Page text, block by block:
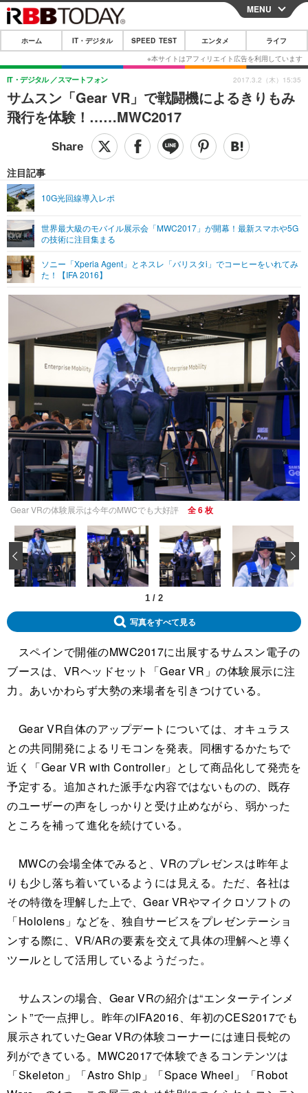
CLOSE
ホーム
IT・デジタル
IT・デジタルTOP スマートフォン
ショッピング その他
SPEED TEST
エンタメTOP 映画・ドラマ
グラビア
ショッピング その他
ライフTOP
その他
リリース一覧
プッシュ通知の停止方法
MENU
ホーム IT・デジタル SPEED TEST エンタメ ライフ
サムスン「Gear VR」で戦闘機によるきりもみ
飛行を体験！……MWC2017
IT・デジタル スマートフォン
注目記事
10G光回線導入レポ
世界最大級のモバイル展示会「MWC2017」が開幕！最新スマホや5G
の技術に注目集まる
ソニー「Xperia Agent」とネスレ「バリスタi」でコーヒーをいれてみ
た！【IFA 2016】
2017.3.2（木）15:35
Gear VRの体験展示は今年のMWCでも大好評 全 6 枚
1 / 2
‹
写真をすべて見る
スペインで開催のMWC2017に出展するサムスン電子の
ブースは、VRヘッドセット「Gear VR」の体験展示に注
力。あいかわらず大勢の来場者を引きつけている。
Gear VR自体のアップデートについては、オキュラス
との共同開発によるリモコンを発表。同梱するかたちで
近く「Gear VR with Controller」として商品化して発売を
予定する。追加された派手な内容ではないものの、既存
のユーザーの声をしっかりと受け止めながら、弱かった
ところを補って進化を続けている。
MWCの会場全体でみると、VRのプレゼンスは昨年よ
りも少し落ち着いているようには見える。ただ、各社は
その特徴を理解した上で、Gear VRやマイクロソフトの
「Hololens」などを、独自サービスをプレゼンテーショ
ンする際に、VR/ARの要素を交えて具体の理解へと導く
ツールとして活用しているようだった。
サムスンの場合、Gear VRの紹介は“エンターテインメ
ント”で一点押し。昨年のIFA2016、年初のCES2017でも
展示されていたGear VRの体験コーナーには連日長蛇の
列ができている。MWC2017で体験できるコンテンツは
「Skeleton」「Astro Ship」「Space Wheel」「Robot